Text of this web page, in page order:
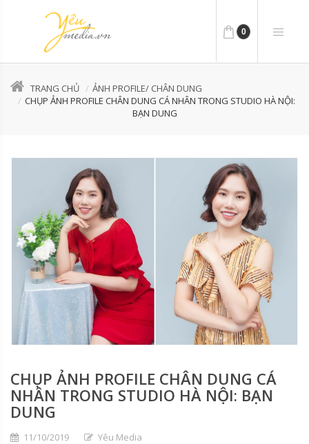
0
TRANG CHỦ
ẢNH PROFILE/ CHÂN DUNG
CHỤP ẢNH PROFILE CHÂN DUNG CÁ NHÂN TRONG STUDIO HÀ NỘI:
BẠN DUNG
CHỤP ẢNH PROFILE CHÂN DUNG CÁ
NHÂN TRONG STUDIO HÀ NỘI: BẠN
DUNG
11/10/2019 Yêu Media